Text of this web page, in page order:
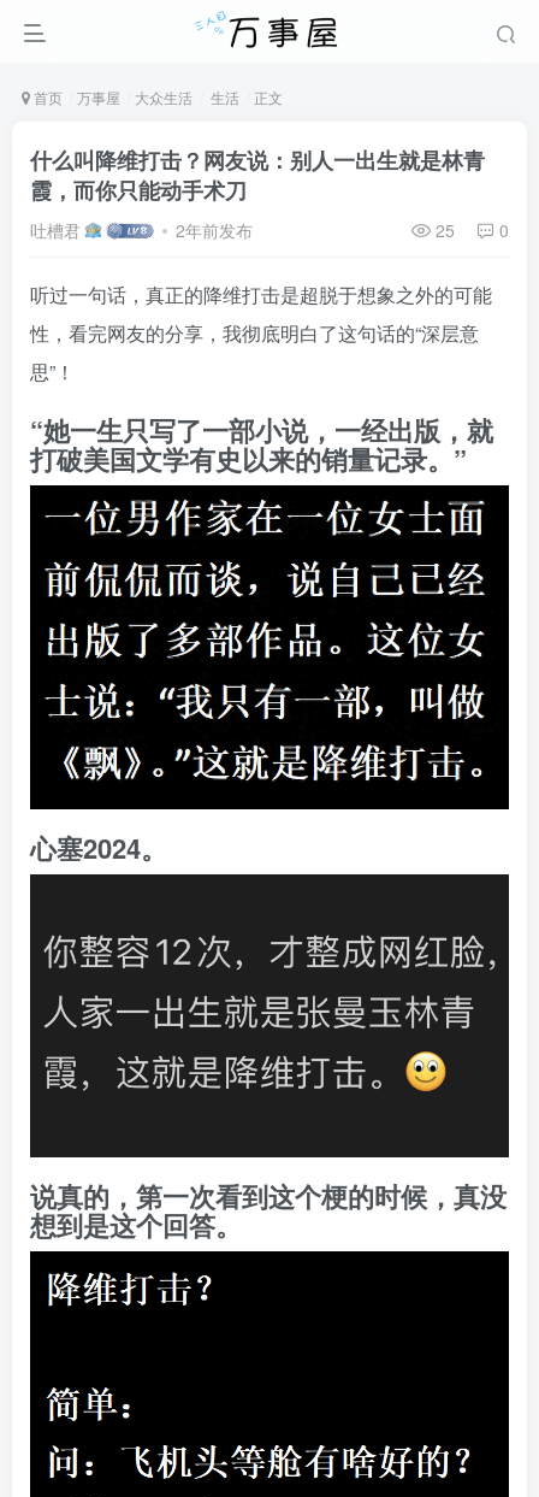
首页 万事屋 大众生活 生活 正文
什么叫降维打击？网友说：别人一出生就是林青
霞，而你只能动手术刀
吐槽君 2年前发布 25 0
听过一句话，真正的降维打击是超脱于想象之外的可能
性，看完网友的分享，我彻底明白了这句话的“深层意
思”！
“她一生只写了一部小说，一经出版，就
打破美国文学有史以来的销量记录。”
心塞2024。
说真的，第一次看到这个梗的时候，真没
想到是这个回答。